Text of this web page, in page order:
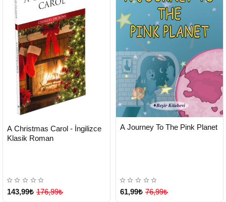
TESLİMAT
A Christmas Carol - İngilizce
Klasik Roman
143,99₺ 176,99₺
TESLİMAT
A Journey To The Pink Planet
61,99₺ 76,99₺